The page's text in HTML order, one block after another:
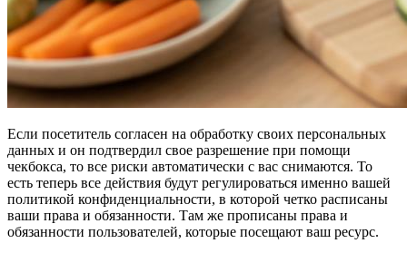
Если посетитель согласен на обработку своих персональных
данных и он подтвердил свое разрешение при помощи
чекбокса, то все риски автоматически с вас снимаются. То
есть теперь все действия будут регулироваться именно вашей
политикой конфиденциальности, в которой четко расписаны
ваши права и обязанности. Там же прописаны права и
обязанности пользователей, которые посещают ваш ресурс.